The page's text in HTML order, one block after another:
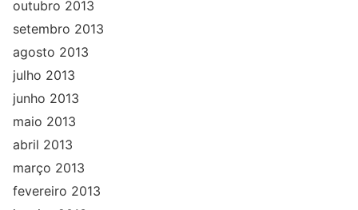
outubro 2013
setembro 2013
agosto 2013
julho 2013
junho 2013
maio 2013
abril 2013
março 2013
fevereiro 2013